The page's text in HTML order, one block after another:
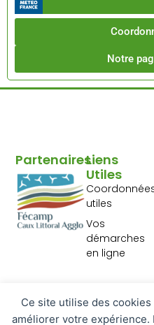
Ce site utilise des
améliorer votre expérience.
Notre
Liens
Utiles
utiles
Vos
démarches
en ligne
Partenaires